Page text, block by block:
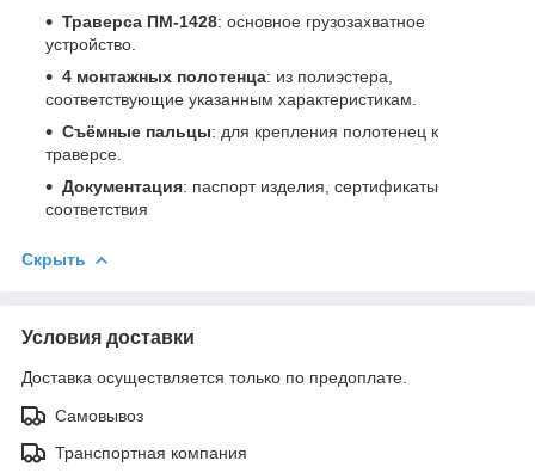
Траверса ПМ-1428: основное грузозахватное
устройство.
4 монтажных полотенца: из полиэстера,
соответствующие указанным характеристикам.
Съёмные пальцы: для крепления полотенец к
траверсе.
Документация: паспорт изделия, сертификаты
соответствия
Скрыть
Условия доставки
Доставка осуществляется только по предоплате.
Самовывоз
Транспортная компания